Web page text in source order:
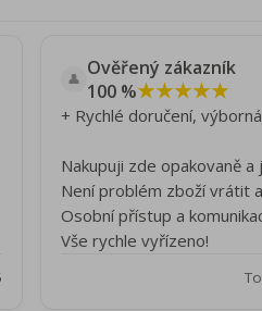
👤 Ověřený zákazník
100 %★★★★★
+ Rychlé doručení,
Nakupuji zde opakovaně
Není problém zboží vrátit
Osobní přístup a
Vše rychle vyřízeno!